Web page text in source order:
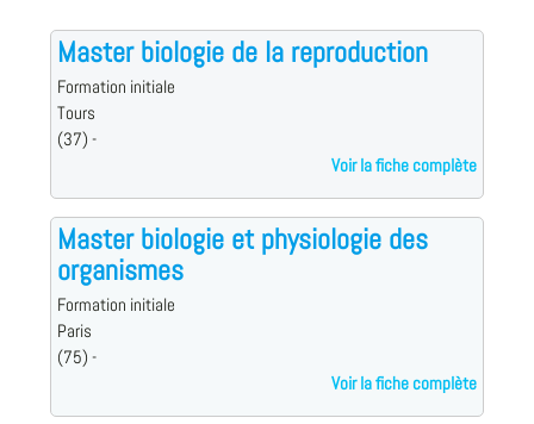
Master biologie de la reproduction
Formation initiale
Tours
(37) -
Voir la fiche complète
Master biologie et physiologie des
organismes
Formation initiale
Paris
(75) -
Voir la fiche complète